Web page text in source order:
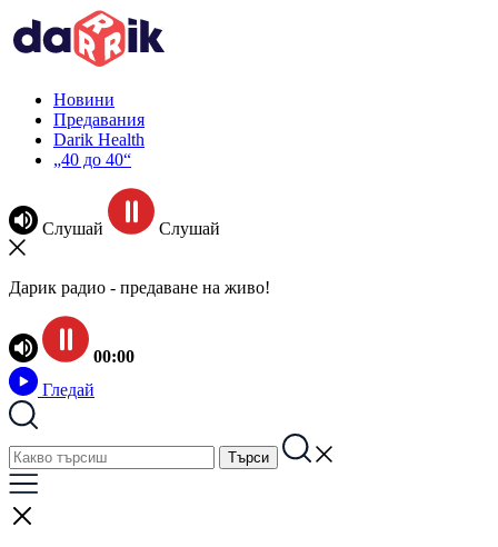
Новини
Предавания
Darik Health
„40 до 40“
Слушай Слушай
Дарик радио - предаване на живо!
00:00
Гледай